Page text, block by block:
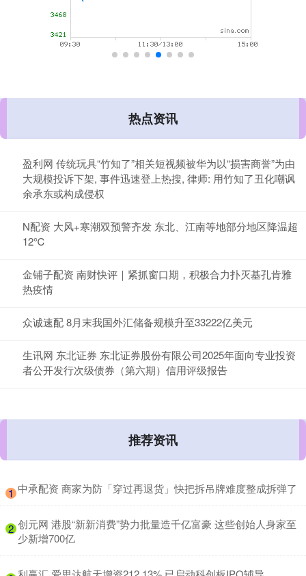
热点资讯
盈利网 传统玩具“竹知了”相关短视频被华为以“损害商誉”为由
大规模投诉下架, 事件迅速登上热搜, 律师: 用竹知了丑化嘲讽
余承东或构成侵权
N配资 大风+寒潮双预警齐发 东北、江南等地部分地区降温超
12℃
金铺子配资 南财快评｜紧抓窗口期，积极合力扑灭基孔肯雅
热疫情
众诚速配 8月末我国外汇储备规模升至33222亿美元
生讯网 东北证券 东北证券股份有限公司2025年面向专业投资
者公开发行次级债券（第六期）信用评级报告
推荐资讯
1 ​中承配资 商家为防「穿过再退货」快把拆吊牌难度整成拆弹了
2 ​创元网 港股“新新消费”势力批量造千亿富豪 这些创始人身家至
少新增700亿